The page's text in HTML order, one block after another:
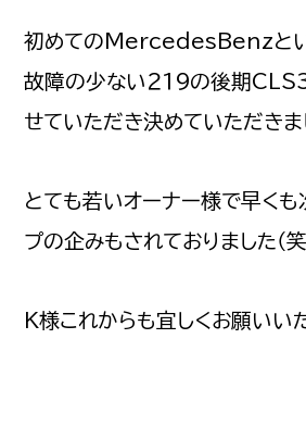
初めてのMercedesBenzとい
故障の少ない２１９の後期
せていただき決めていただき
とても若いオーナー様で早くも
プの企みもされておりました（笑
K様これからも宜しくお願いい